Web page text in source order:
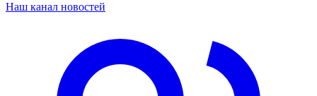
Наш канал новостей